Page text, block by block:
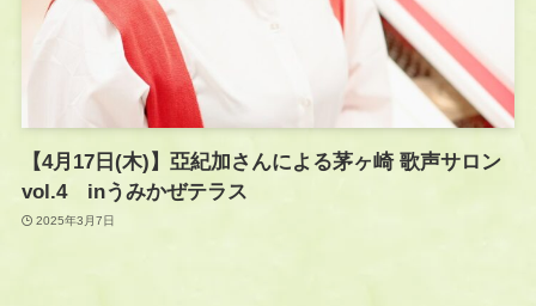
【4月17日(木)】亞紀加さんによる茅ヶ崎 歌声サロン
vol.4 inうみかぜテラス
2025年3月7日